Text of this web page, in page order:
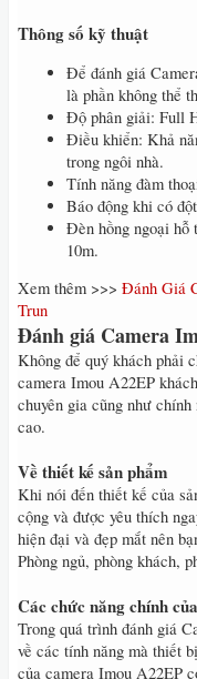
Thông số kỹ thuật
Để đánh giá
là phần không thể
Độ phân giải: Full
Điều khiển: Khả
trong ngôi nhà.
Tính năng đàm
Báo động khi có
Đèn hồng ngoại hỗ
10m.
Xem thêm >>> Đánh Giá
Trun
Đánh giá Camera
Không để quý khách phải
camera Imou A22EP
chuyên gia cũng như
cao.
Về thiết kế sản phẩm
Khi nói đến thiết kế của
cộng và được yêu thích
hiện đại và đẹp mắt nên
Phòng ngủ, phòng khách,
Các chức năng chính
Trong quá trình đánh giá
về các tính năng mà thiết
của camera Imou A22EP